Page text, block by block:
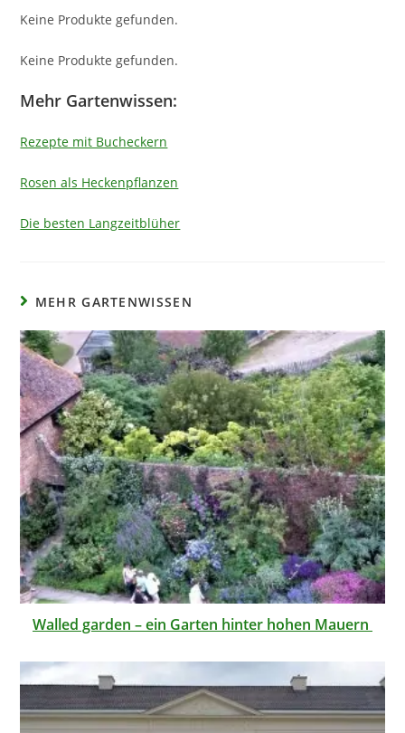
Keine Produkte gefunden.
Keine Produkte gefunden.
Mehr Gartenwissen:
Rezepte mit Bucheckern
Rosen als Heckenpflanzen
Die besten Langzeitblüher
MEHR GARTENWISSEN
Walled garden – ein Garten hinter hohen Mauern